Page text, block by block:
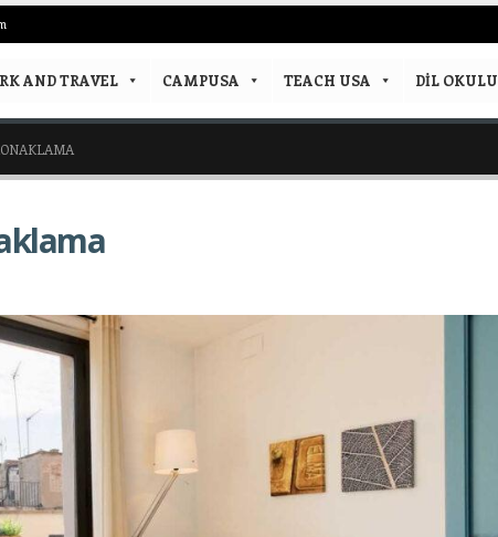
AND TRAVEL CAMPUSA TEACH USA DIL OKULU